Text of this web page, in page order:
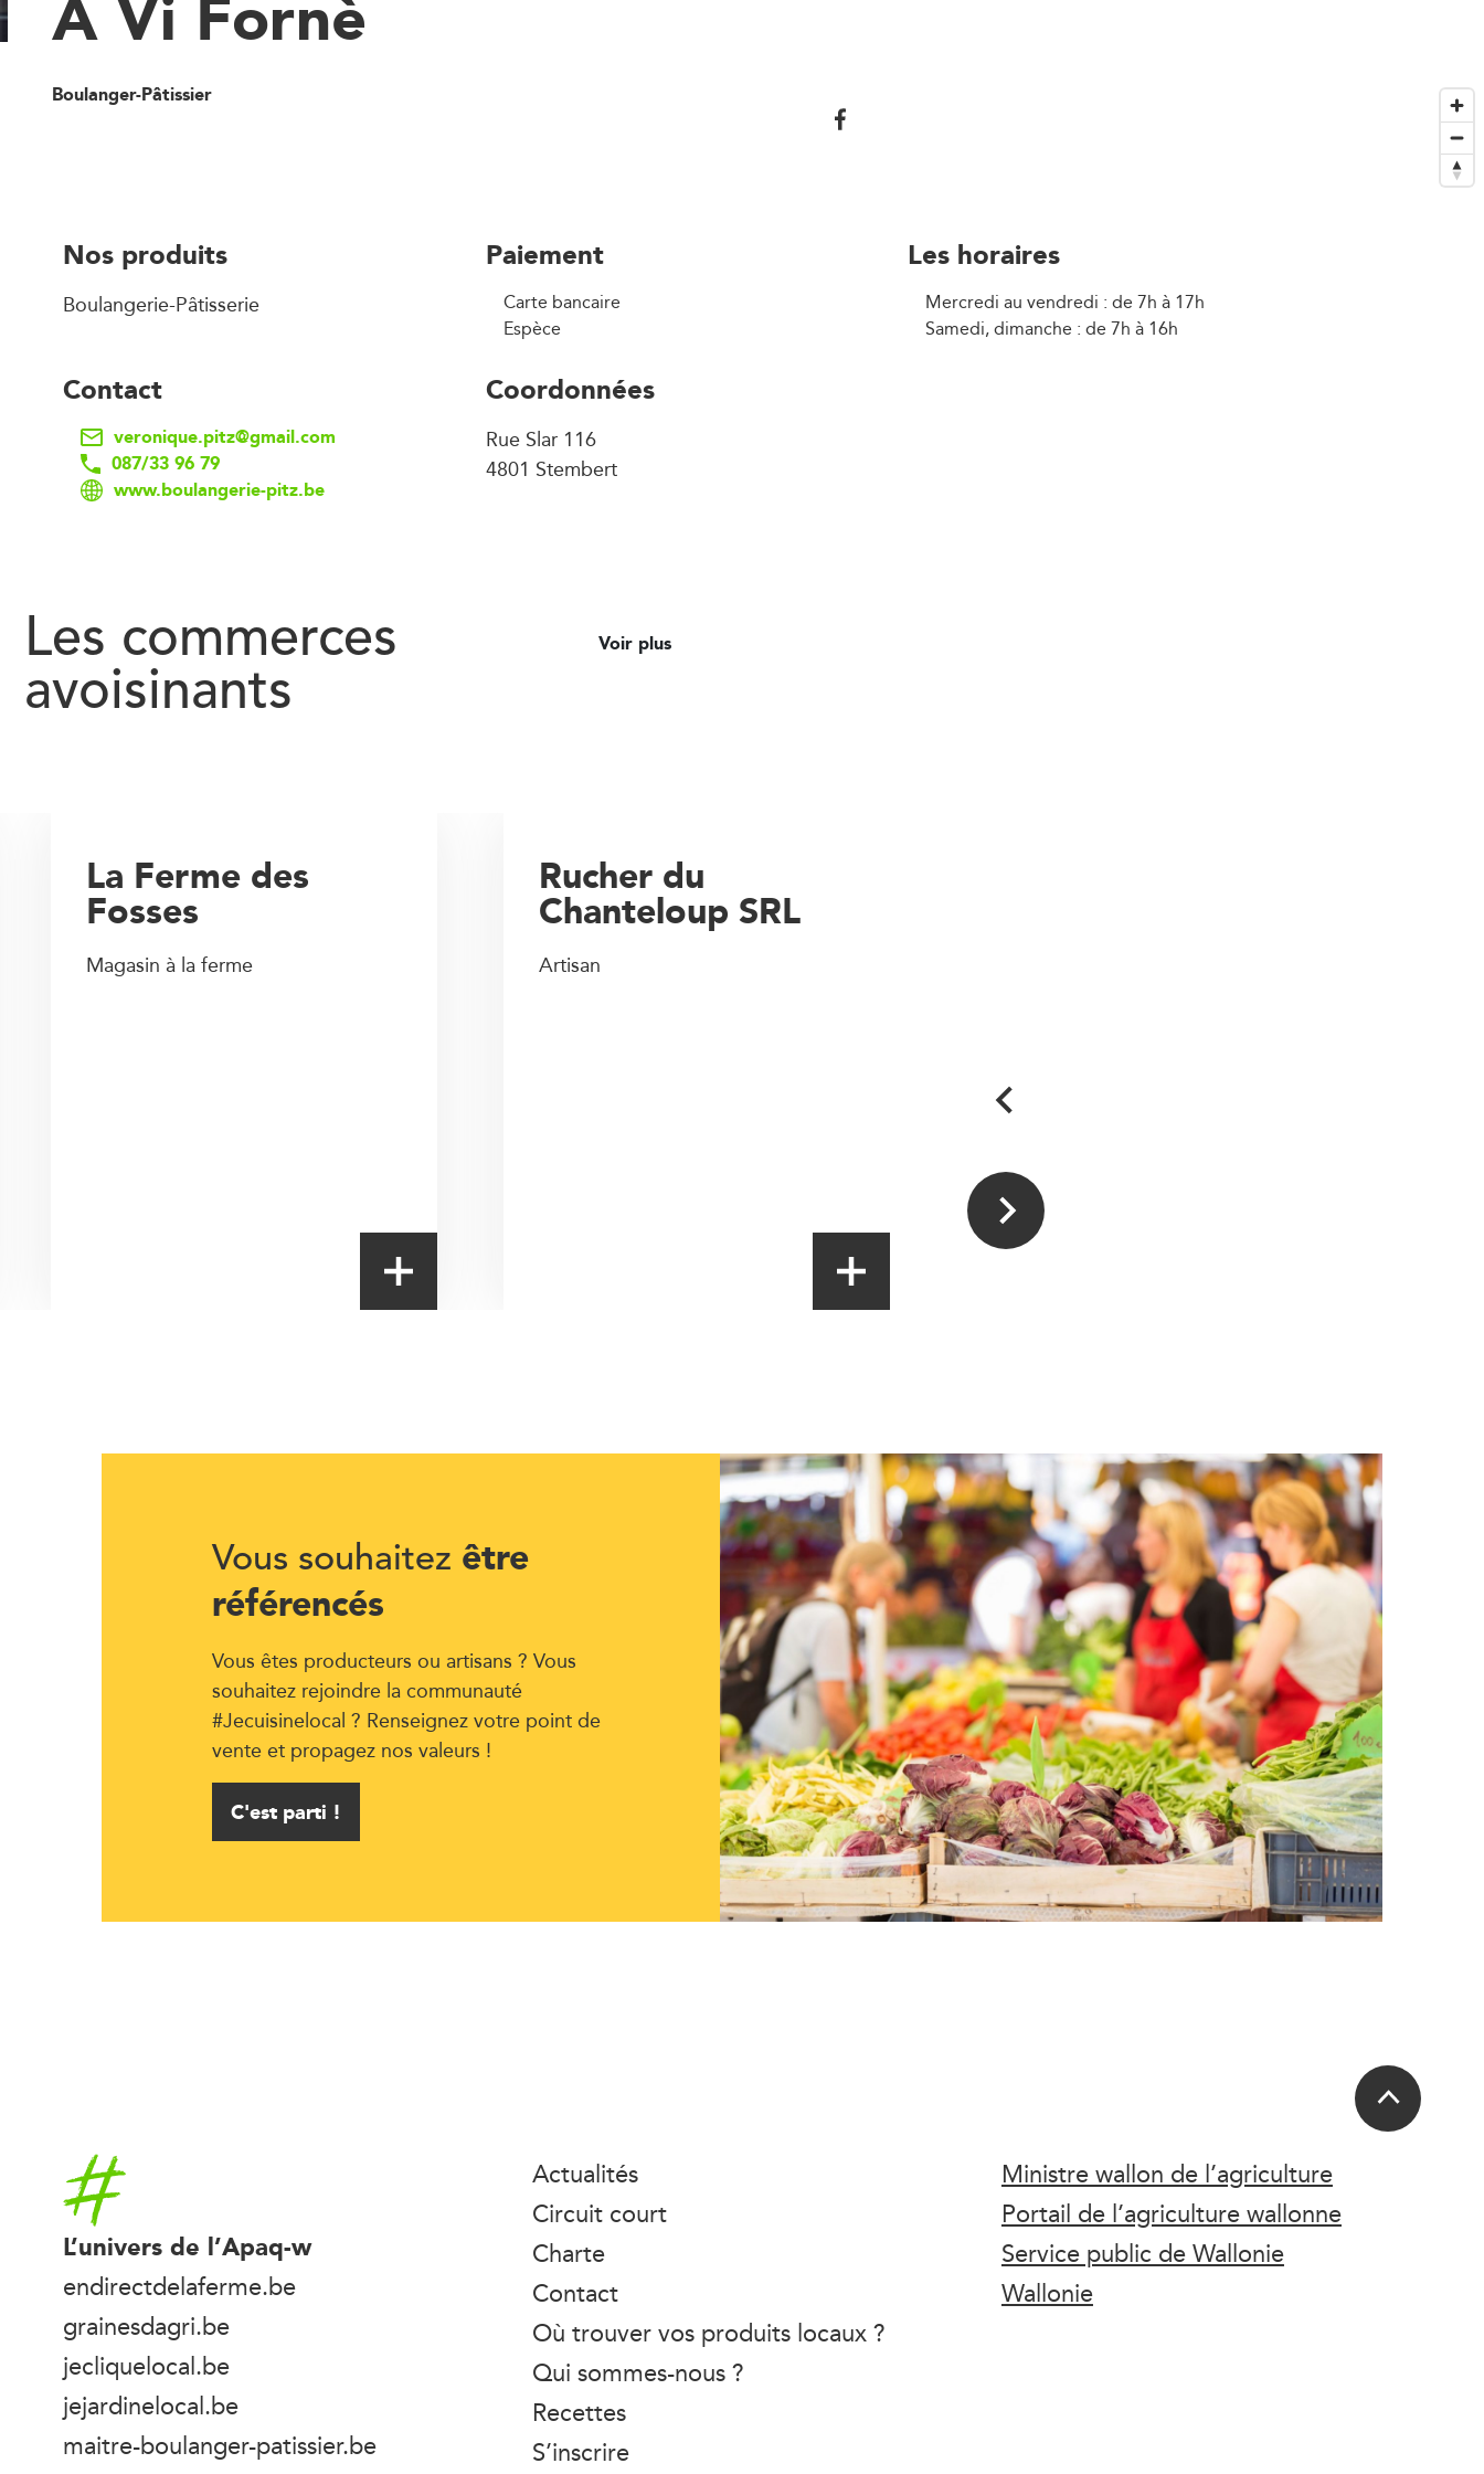
Boulanger-Pâtissier
Nos produits
Boulangerie-Pâtisserie
Paiement
Carte bancaire
Espèce
Les horaires
Mercredi au vendredi : de 7h à 17h
Samedi, dimanche : de 7h à 16h
Contact
veronique.pitz@gmail.com
087/33 96 79
www.boulangerie-pitz.be
Coordonnées
Rue Slar 116
4801 Stembert
Les commerces
avoisinants
Voir plus
Rucher du
Chanteloup SRL
Artisan
La Ferme des
Fosses
Magasin à la ferme
Vous souhaitez être
référencés
Vous êtes producteurs ou artisans ? Vous
souhaitez rejoindre la communauté
#Jecuisinelocal ? Renseignez votre point de
vente et propagez nos valeurs !
C'est parti !
Accueil
L’univers de l’Apaq-w
endirectdelaferme.be
grainesdagri.be
jecliquelocal.be
jejardinelocal.be
maitre-boulanger-patissier.be
Actualités
Circuit court
Charte
Contact
Où trouver vos produits locaux ?
Qui sommes-nous ?
Recettes
S’inscrire
Ministre wallon de l’agriculture
Portail de l’agriculture wallonne
Service public de Wallonie
Wallonie